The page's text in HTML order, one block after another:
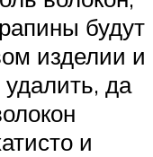
будут
изделии и
да
и